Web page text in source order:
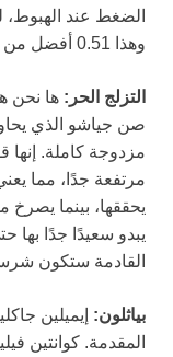
وهذا 0.51 أفضل من مواطنه – هذه هي الفروق!
التزلج الحر: ها نحن
صن جياشو الذي
مزدوجة كاملة. إنها
مرتفعة جدًا، مما
يحققها، بينما يصرخ
القادمة ستكون
بياثلون: إيميلين
المقدمة. كوانتين